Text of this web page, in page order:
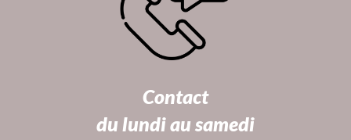
Contact
du lundi au samedi